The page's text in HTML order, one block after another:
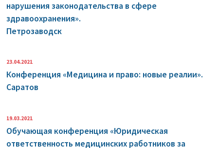
нарушения законодательства в сфере
здравоохранения».
Петрозаводск
23.04.2021
Конференция «Медицина и право: новые реалии».
Саратов
19.03.2021
Обучающая конференция «Юридическая
ответственность медицинских работников за